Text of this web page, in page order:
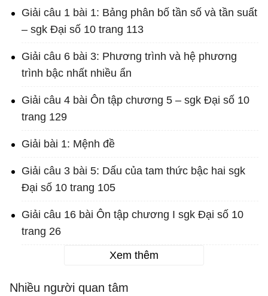
Giải câu 1 bài 1: Bảng phân bố tần số và tần suất
– sgk Đại số 10 trang 113
Giải câu 6 bài 3: Phương trình và hệ phương
trình bậc nhất nhiều ẩn
Giải câu 4 bài Ôn tập chương 5 – sgk Đại số 10
trang 129
Giải bài 1: Mệnh đề
Giải câu 3 bài 5: Dấu của tam thức bậc hai sgk
Đại số 10 trang 105
Giải câu 16 bài Ôn tập chương I sgk Đại số 10
trang 26
Xem thêm
Nhiều người quan tâm